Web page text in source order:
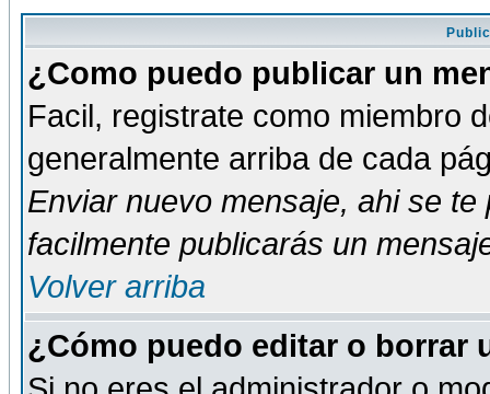
¿Como puedo publicar un
Facil, registrate como miembro
generalmente arriba de cada
Enviar nuevo mensaje, ahi se te
facilmente publicarás un
Volver arriba
¿Cómo puedo editar o borrar